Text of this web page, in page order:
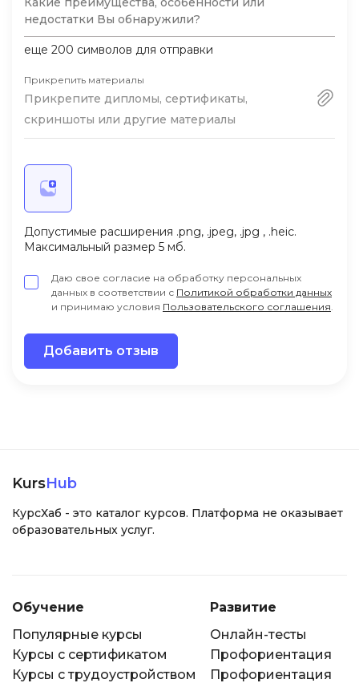
психологов Talentsy — хороший вариант,
но нужна адаптация под наши реалии.
современных интерьерах с
национальным колоритом. Планирую
расширяться в регионы Узбекистана.
Поддержка: Кураторы всегда на связи,
помогают разбирать сложные случаи.
Создали отдельную группу для студентов
из Центральной Азии, где обмениваемся
опытом.
работаю с 18-20 клиентами в месяц.
Основные запросы: семейные конфликты,
реалиям, работа с тревожностью. Доход
заниматься консультированием.
еще 200 символов для отправки
Прикрепить материалы
Прикрепите дипломы, сертификаты,
скриншоты или другие материалы
Допустимые расширения .png, .jpeg, .jpg , .heic.
Максимальный размер 5 мб.
Даю свое согласие на обработку персональных
данных в соответствии с Политикой обработки данных
и принимаю условия Пользовательского соглашения
Добавить отзыв
KursHub
КурсХаб - это каталог курсов. Платформа не оказывает
образовательных услуг.
Обучение
Популярные курсы
Курсы с сертификатом
Курсы с трудоустройством
Развитие
Онлайн-тесты
Профориентация
Профориентация